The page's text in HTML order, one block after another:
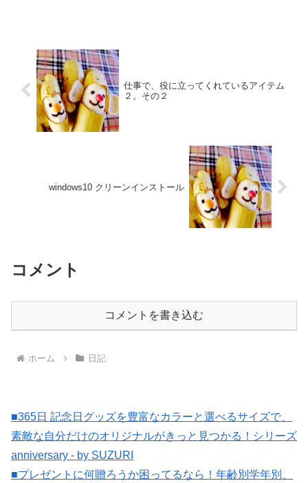
仕事で、役に立ってくれているアイテム
２。その２
windows10 クリーンインストール
コメント
コメントを書き込む
ホーム 日記
■365日 記念日グッズを豊富なカラーと選べるサイズで、
素敵な自分だけのオリジナルがきっと見つかる！シリーズ
anniversary - by SUZURI
■プレゼントに何贈ろうか困ってるなら！年齢別学年別、